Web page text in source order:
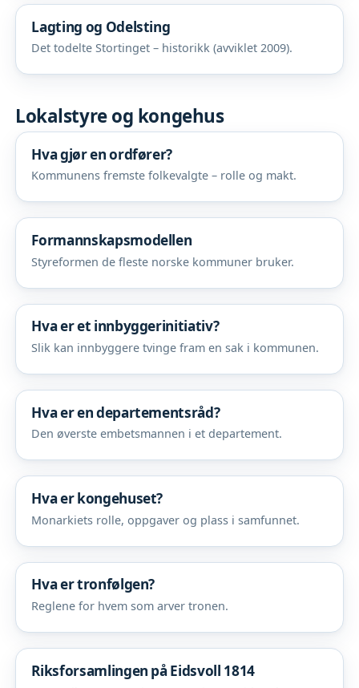
Lagting og Odelsting
Det todelte Stortinget – historikk (avviklet 2009).
Lokalstyre og kongehus
Hva gjør en ordfører?
Kommunens fremste folkevalgte – rolle og makt.
Formannskapsmodellen
Styreformen de fleste norske kommuner bruker.
Hva er et innbyggerinitiativ?
Slik kan innbyggere tvinge fram en sak i kommunen.
Hva er en departementsråd?
Den øverste embetsmannen i et departement.
Hva er kongehuset?
Monarkiets rolle, oppgaver og plass i samfunnet.
Hva er tronfølgen?
Reglene for hvem som arver tronen.
Riksforsamlingen på Eidsvoll 1814